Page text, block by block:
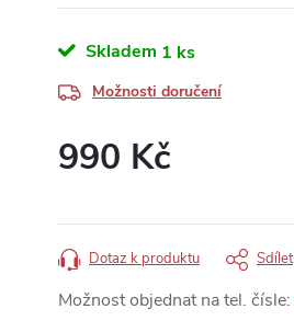
Skladem 1 ks
Možnosti doručení
990 Kč
Dotaz k produktu Sdílet
Možnost objednat na tel. čísle: